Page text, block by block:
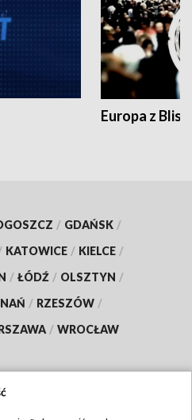
Europa z
/ GDAŃSK /
KATOWICE / KIELCE /
/ ŁÓDŹ / OLSZTYN /
/ RZESZÓW /
/ WROCŁAW